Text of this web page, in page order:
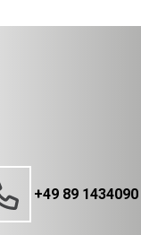
+49 89 1434090